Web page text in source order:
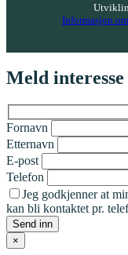
Informasjon
Meld interesse
Fornavn
Etternavn
E-post
Telefon
Jeg godkjenner at
kan bli kontaktet pr.
×